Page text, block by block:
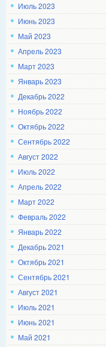
Июль 2023
Июнь 2023
Май 2023
Апрель 2023
Март 2023
Январь 2023
Декабрь 2022
Ноябрь 2022
Октябрь 2022
Сентябрь 2022
Август 2022
Июль 2022
Апрель 2022
Март 2022
Февраль 2022
Январь 2022
Декабрь 2021
Октябрь 2021
Сентябрь 2021
Август 2021
Июль 2021
Июнь 2021
Май 2021